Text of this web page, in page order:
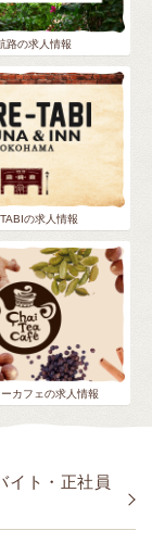
路の求人情報
の求人情報
カフェの求人情報
イト・正社員